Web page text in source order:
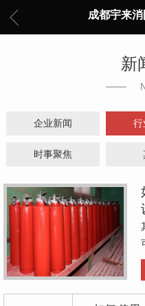
成都宇来
新
企业新闻 行
时事聚焦